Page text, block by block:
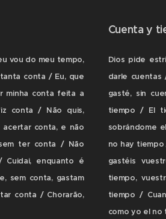
vou do meu tempo,
conta / Eu, que
minha conta feita a
conta / Não quis,
conta, e não
ter conta / Não
enquanto é
sem conta, gastam
conta / Chorarão,
Cuenta y
Dios pide
darle cuentas
gasté, sin
tiempo / El
sobrándome
no hay
gastéis
tiempo,
tiempo /
como yo el no